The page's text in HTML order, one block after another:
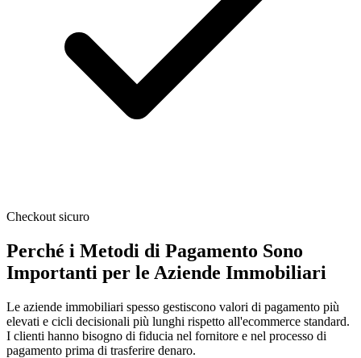
Checkout sicuro
Perché i Metodi di Pagamento Sono
Importanti per le Aziende Immobiliari
Le aziende immobiliari spesso gestiscono valori di pagamento più
elevati e cicli decisionali più lunghi rispetto all'ecommerce standard.
I clienti hanno bisogno di fiducia nel fornitore e nel processo di
pagamento prima di trasferire denaro.